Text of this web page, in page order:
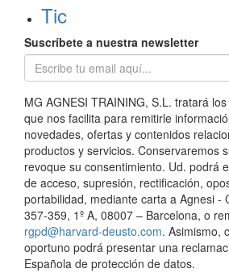
Tic
Suscríbete a nuestra newsletter
MG AGNESI TRAINING, S.L. tratará
que nos facilita para remitirle
novedades, ofertas y contenidos
productos y servicios. Conservaremos
revoque su consentimiento. Ud. podrá
de acceso, supresión, rectificación,
portabilidad, mediante carta a Agnesi -
357-359, 1º A, 08007 – Barcelona, o
rgpd@harvard-deusto.com. Asimismo,
oportuno podrá presentar una
Española de protección de datos.